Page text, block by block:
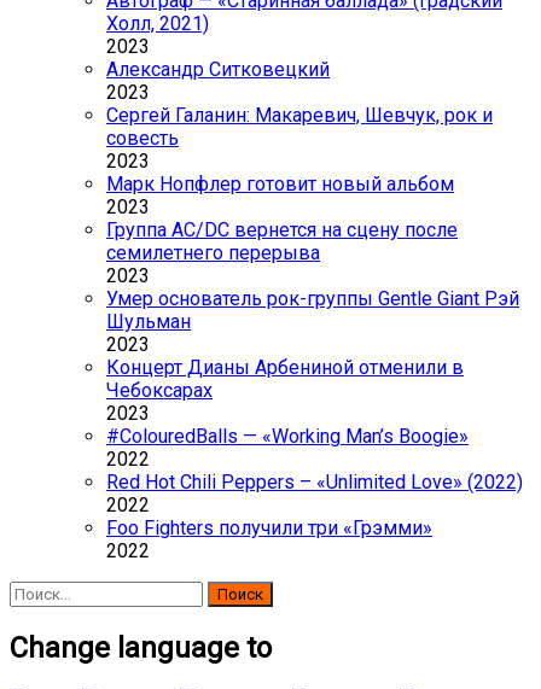
Холл, 2021)
2023
Александр Ситковецкий
2023
Сергей Галанин: Макаревич, Шевчук, рок и
совесть
2023
Марк Нопфлер готовит новый альбом
2023
Группа AC/DC вернется на сцену после
семилетнего перерыва
2023
Умер основатель рок-группы Gentle Giant Рэй
Шульман
2023
Концерт Дианы Арбениной отменили в
Чебоксарах
2023
#ColouredBalls — «Working Man’s Boogie»
2022
Red Hot Chili Peppers – «Unlimited Love» (2022)
2022
Foo Fighters получили три «Грэмми»
2022
Найти:
Change language to